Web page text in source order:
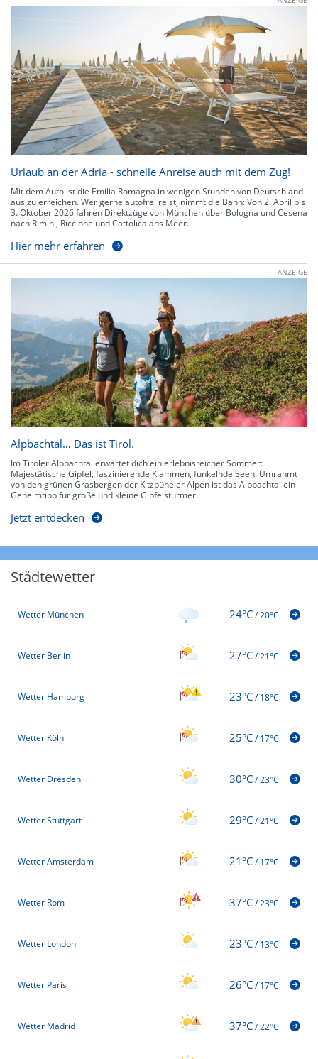
Urlaub an der Adria - schnelle Anreise auch mit dem Zug!
Mit dem Auto ist die Emilia Romagna in wenigen Stunden von Deutschland
aus zu erreichen. Wer gerne autofrei reist, nimmt die Bahn: Von 2. April bis
3. Oktober 2026 fahren Direktzüge von München über Bologna und Cesena
nach Rimini, Riccione und Cattolica ans Meer.
Hier mehr erfahren
ANZEIGE
Alpbachtal… Das ist Tirol.
Im Tiroler Alpbachtal erwartet dich ein erlebnisreicher Sommer:
Majestätische Gipfel, faszinierende Klammen, funkelnde Seen. Umrahmt
von den grünen Grasbergen der Kitzbüheler Alpen ist das Alpbachtal ein
Geheimtipp für große und kleine Gipfelstürmer.
Jetzt entdecken
Städtewetter
Wetter München 24°C/20°C
Wetter Berlin 27°C/21°C
Wetter Hamburg 23°C/18°C
Wetter Köln 25°C/17°C
Wetter Dresden 30°C/23°C
Wetter Stuttgart 29°C/21°C
Wetter Amsterdam 21°C/17°C
Wetter Rom 37°C/23°C
Wetter London 23°C/13°C
Wetter Paris 26°C/17°C
Wetter Madrid 37°C/22°C